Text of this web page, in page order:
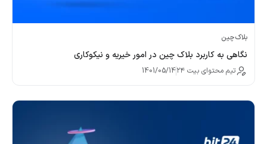
بلاک‌چین
نگاهی به کاربرد بلاک چین در امور خیریه و نیکوکاری
تیم محتوای بیت ۲۴ 1401/05/14